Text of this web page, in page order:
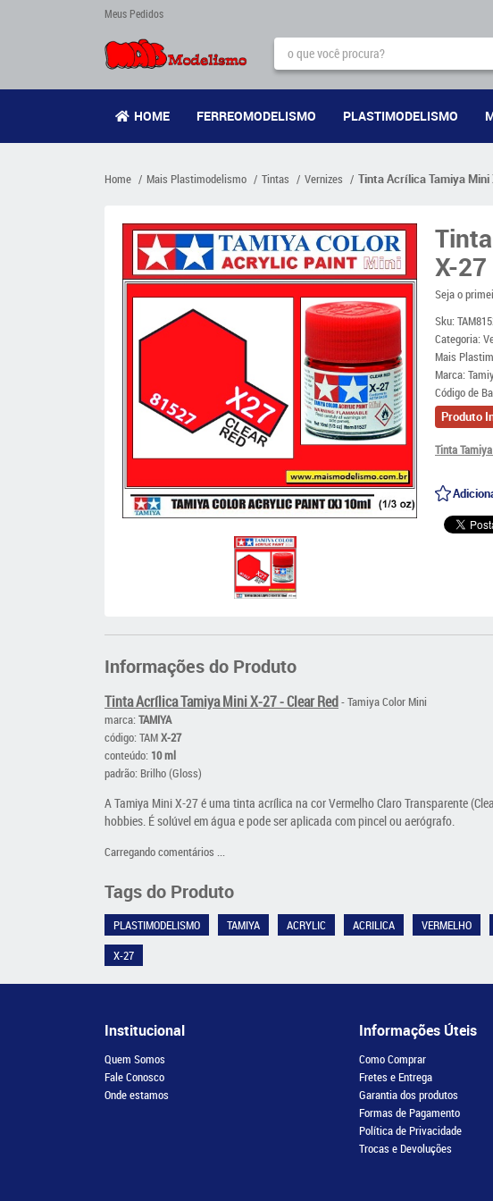
Meus Pedidos
HOME FERREOMODELISMO PLASTIMODELISMO
Home Mais Plastimodelismo Tintas Vernizes Tinta Acrílica Tamiya Mini
X-
Seja o
Sku:
Categoria:
Mais
Marca:
Código de
Produto
Tinta
Informações do Produto
Tinta Acrílica Tamiya Mini X-27 - Clear Red- Tamiya Color Mini
marca:TAMIYA
código: TAMX-27
conteúdo: 10 ml
padrão: Brilho (Gloss)
A Tamiya Mini X-27 é uma tinta acrílica na cor Vermelho Claro Transparente
hobbies. É solúvel em água e pode ser aplicada com pincel ou aerógrafo.
Carregando comentários ...
Tags do Produto
PLASTIMODELISMO TAMIYA ACRYLIC ACRILICA VERMELHO
X-27
Institucional
Quem Somos
Fale Conosco
Onde estamos
Informações Úteis
Como Comprar
Fretes e Entrega
Garantia dos produtos
Formas de Pagamento
Política de Privacidade
Trocas e Devoluções